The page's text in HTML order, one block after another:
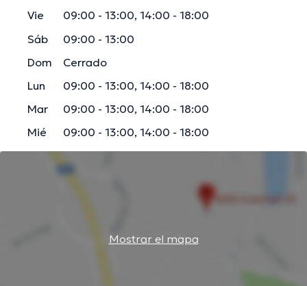
Vie
09:00 - 13:00, 14:00 - 18:00
Sáb
09:00 - 13:00
Dom
Cerrado
Lun
09:00 - 13:00, 14:00 - 18:00
Mar
09:00 - 13:00, 14:00 - 18:00
Mié
09:00 - 13:00, 14:00 - 18:00
Mostrar el mapa